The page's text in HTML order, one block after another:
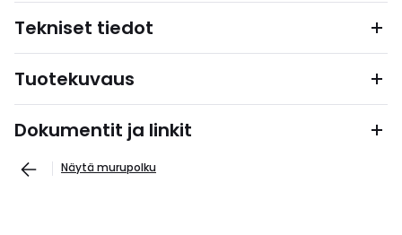
Tekniset tiedot
Tuotekuvaus
Dokumentit ja linkit
Näytä murupolku